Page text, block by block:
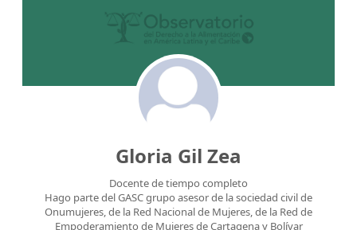
Gloria Gil Zea
Docente de tiempo completo
Hago parte del GASC grupo asesor de la sociedad civil de
Onumujeres, de la Red Nacional de Mujeres, de la Red de
Empoderamiento de Mujeres de Cartagena y Bolívar